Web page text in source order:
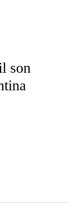
TO RECEIVE
son